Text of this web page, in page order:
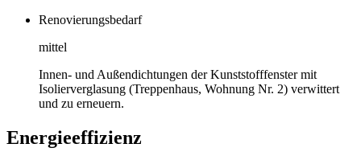
Renovierungsbedarf
mittel
Innen- und Außendichtungen der Kunststofffenster mit
Isolierverglasung (Treppenhaus, Wohnung Nr. 2) verwittert
und zu erneuern.
Energieeffizienz